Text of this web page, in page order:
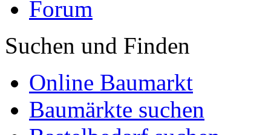
Forum
Suchen und Finden
Online Baumarkt
Baumärkte suchen